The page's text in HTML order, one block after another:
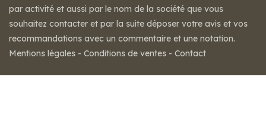
par activité et aussi par le nom de la société que vous
souhaitez contacter et par la suite déposer votre avis et vos
recommandations avec un commentaire et une notation.
Mentions légales - Conditions de ventes - Contact